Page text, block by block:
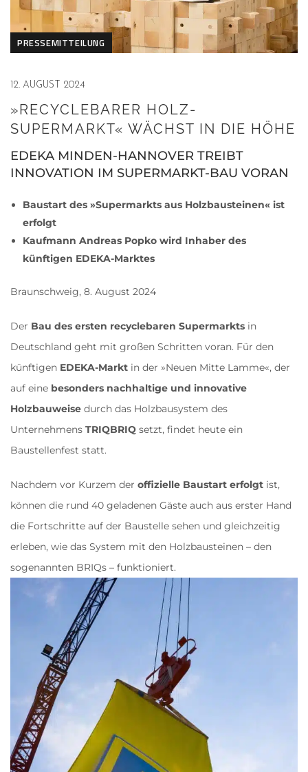
PRESSEMITTEILUNG
12. AUGUST 2024
»RECYCLEBARER HOLZ-
SUPERMARKT« WÄCHST IN DIE HÖHE
EDEKA MINDEN-HANNOVER TREIBT
INNOVATION IM SUPERMARKT-BAU VORAN
Baustart des »Supermarkts aus Holzbausteinen« ist
erfolgt
Kaufmann Andreas Popko wird Inhaber des
künftigen EDEKA-Marktes
Braunschweig, 8. August 2024
Der Bau des ersten recyclebaren Supermarkts in
Deutschland geht mit großen Schritten voran. Für den
künftigen EDEKA-Markt in der »Neuen Mitte Lamme«, der
auf eine besonders nachhaltige und innovative
Holzbauweise durch das Holzbausystem des
Unternehmens TRIQBRIQ setzt, findet heute ein
Baustellenfest statt.
Nachdem vor Kurzem der offizielle Baustart erfolgt ist,
können die rund 40 geladenen Gäste auch aus erster Hand
die Fortschritte auf der Baustelle sehen und gleichzeitig
erleben, wie das System mit den Holzbausteinen – den
sogenannten BRIQs – funktioniert.